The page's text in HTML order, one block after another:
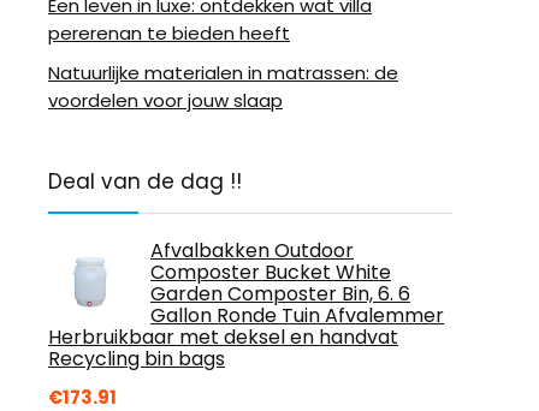
Een leven in luxe: ontdekken wat villa
pererenan te bieden heeft
Natuurlijke materialen in matrassen: de
voordelen voor jouw slaap
Deal van de dag !!
Afvalbakken Outdoor
Composter Bucket White
Garden Composter Bin, 6. 6
Gallon Ronde Tuin Afvalemmer
Herbruikbaar met deksel en handvat
Recycling bin bags
€173.91